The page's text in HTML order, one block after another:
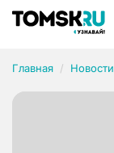
Главная Новости